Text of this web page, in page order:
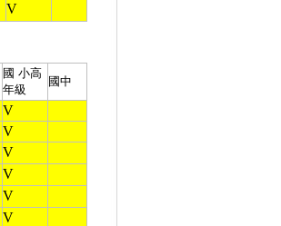
V
國 小高
年級
國中
V
V
V
V
V
V